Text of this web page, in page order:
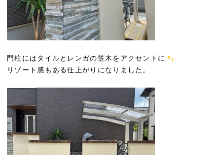
門柱にはタイルとレンガの笠木をアクセントに
リゾート感もある仕上がりになりました。